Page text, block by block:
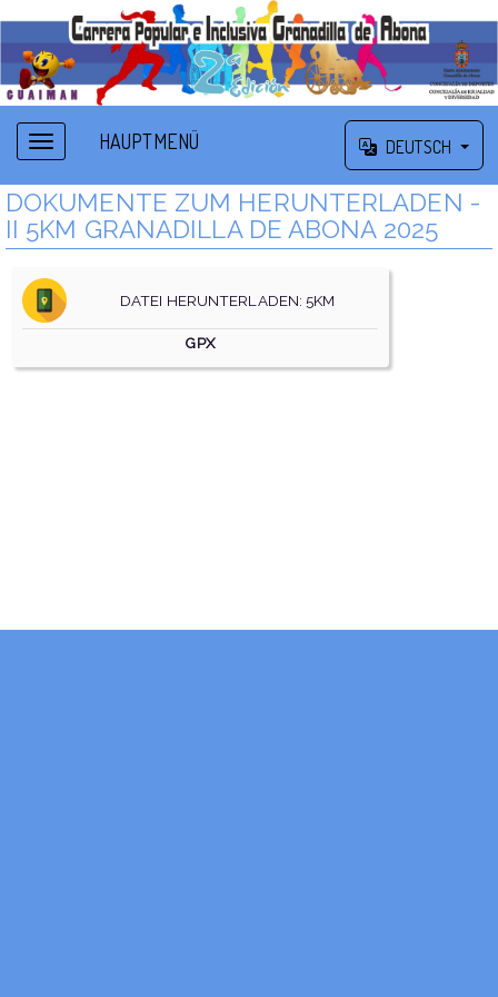
HAUPTMENÜ DEUTSCH
DOKUMENTE ZUM HERUNTERLADEN -
II 5KM GRANADILLA DE ABONA 2025
DATEI HERUNTERLADEN: 5KM
GPX